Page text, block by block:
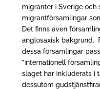
migranter i Sverige och
migrantförsamlingar
Det finns även
anglosaxisk bakgrund.
dessa församlingar
”internationell
slaget har inkluderats i
dessutom